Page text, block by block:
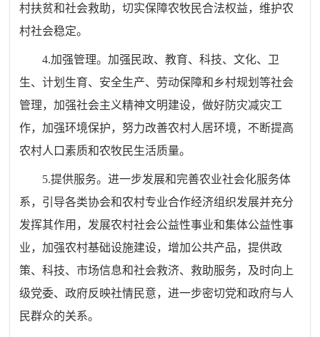
村扶贫和社会救助，切实保障农牧民合法权益，维护农
村社会稳定。
4.加强管理。加强民政、教育、科技、文化、卫
生、计划生育、安全生产、劳动保障和乡村规划等社会
管理，加强社会主义精神文明建设，做好防灾减灾工
作，加强环境保护，努力改善农村人居环境，不断提高
农村人口素质和农牧民生活质量。
5.提供服务。进一步发展和完善农业社会化服务体
系，引导各类协会和农村专业合作经济组织发展并充分
发挥其作用，发展农村社会公益性事业和集体公益性事
业，加强农村基础设施建设，增加公共产品，提供政
策、科技、市场信息和社会救济、救助服务，及时向上
级党委、政府反映社情民意，进一步密切党和政府与人
民群众的关系。